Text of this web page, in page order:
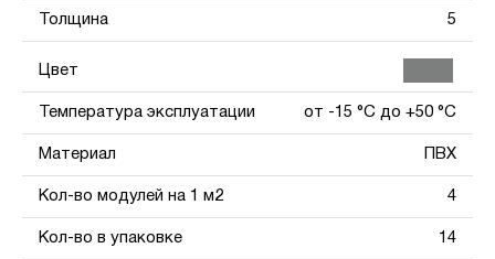
Толщина 5
Цвет
Температура эксплуатации от -15 °С до +50 °С
Материал ПВХ
Кол-во модулей на 1 м2 4
Кол-во в упаковке 14